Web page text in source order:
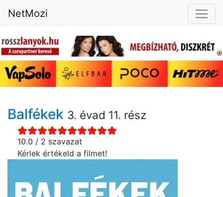
NetMozi
Balfékek 3. évad 11. rész
10.0 / 2 szavazat
Kérlek értékeld a filmet!